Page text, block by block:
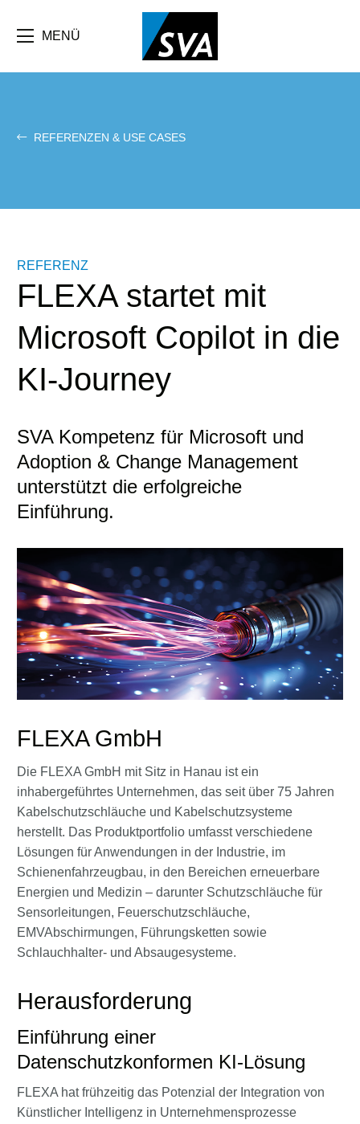
Inhalt
MENÜ
REFERENZEN & USE CASES
REFERENZ
FLEXA startet mit
Microsoft Copilot in die
KI-Journey
SVA Kompetenz für Microsoft und
Adoption & Change Management
unterstützt die erfolgreiche
Einführung.
FLEXA GmbH
Die FLEXA GmbH mit Sitz in Hanau ist ein
inhabergeführtes Unternehmen, das seit über 75 Jahren
Kabelschutzschläuche und Kabelschutzsysteme
herstellt. Das Produktportfolio umfasst verschiedene
Lösungen für Anwendungen in der Industrie, im
Schienenfahrzeugbau, in den Bereichen erneuerbare
Energien und Medizin – darunter Schutzschläuche für
Sensorleitungen, Feuerschutzschläuche,
EMVAbschirmungen, Führungsketten sowie
Schlauchhalter- und Absaugesysteme.
Herausforderung
Einführung einer
Datenschutzkonformen KI-Lösung
FLEXA hat frühzeitig das Potenzial der Integration von
Künstlicher Intelligenz in Unternehmensprozesse